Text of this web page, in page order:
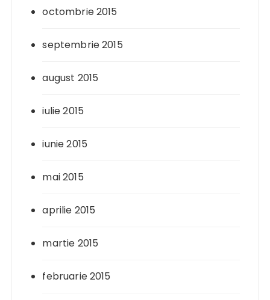
octombrie 2015
septembrie 2015
august 2015
iulie 2015
iunie 2015
mai 2015
aprilie 2015
martie 2015
februarie 2015